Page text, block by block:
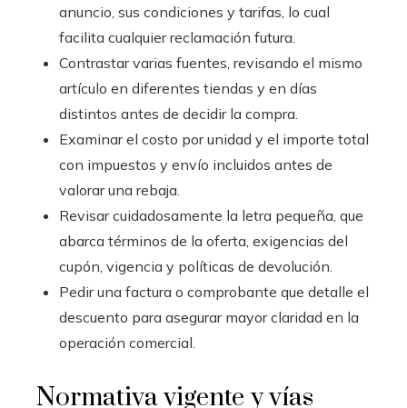
anuncio, sus condiciones y tarifas, lo cual
facilita cualquier reclamación futura.
Contrastar varias fuentes, revisando el mismo
artículo en diferentes tiendas y en días
distintos antes de decidir la compra.
Examinar el costo por unidad y el importe total
con impuestos y envío incluidos antes de
valorar una rebaja.
Revisar cuidadosamente la letra pequeña, que
abarca términos de la oferta, exigencias del
cupón, vigencia y políticas de devolución.
Pedir una factura o comprobante que detalle el
descuento para asegurar mayor claridad en la
operación comercial.
Normativa vigente y vías